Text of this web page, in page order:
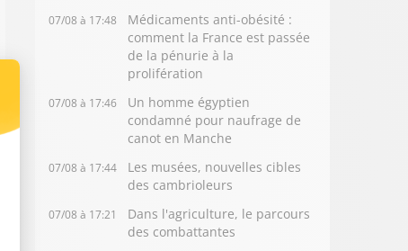
07/08 à 17:48
Médicaments anti-obésité :
comment la France est passée
de la pénurie à la
prolifération
07/08 à 17:46
Un homme égyptien
condamné pour naufrage de
canot en Manche
07/08 à 17:44
Les musées, nouvelles cibles
des cambrioleurs
07/08 à 17:21
Dans l'agriculture, le parcours
des combattantes